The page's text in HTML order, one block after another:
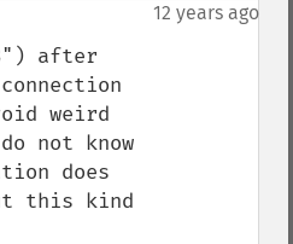
12 years ago
after
weird
not know
does
this kind